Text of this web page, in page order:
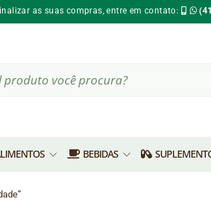
as suas compras, entre em contato:
BEBIDAS